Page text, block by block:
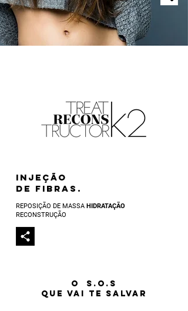
INJEÇÃO
DE FIBRAS.
REPOSIÇÃO DE MASSA HIDRATAÇÃO
RECONSTRUÇÃO
O S.O.S
QUE VAI TE SALVAR